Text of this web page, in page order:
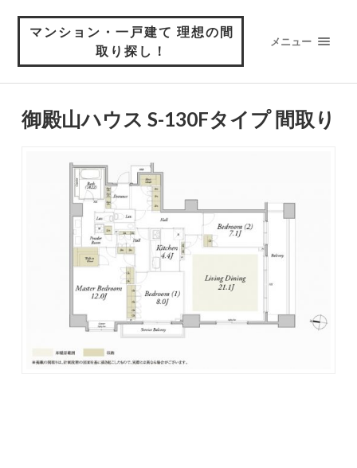
マンション・一戸建て 理想の間
取り探し！
メニュー
御殿山ハウス S-130Fタイプ 間取り